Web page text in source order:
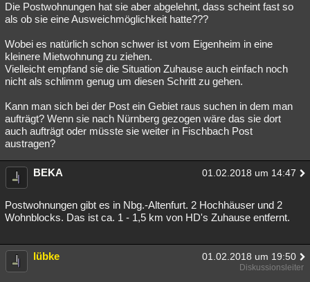
Die Postwohnungen hat sie aber abgelehnt, dass scheint fast so
als ob sie eine Ausweichmöglichkeit hatte???
Wobei es natürlich schon schwer ist vom Eigenheim in eine
kleinere Mietwohnung zu ziehen.
Vielleicht empfand sie die Situation Zuhause auch einfach noch
nicht als schlimm genug um diesen Schritt zu gehen.
Kann man sich bei der Post ein Gebiet raus suchen in dem man
aufträgt? Wenn sie nach Nürnberg gezogen wäre das sie dort
auch aufträgt oder müsste sie weiter in Fischbach Post
austragen?
BEKA 01.02.2018 um 14:47
Postwohnungen gibt es in Nbg.-Altenfurt. 2 Hochhäuser und 2
Wohnblocks. Das ist ca. 1 - 1,5 km von HD's Zuhause entfernt.
lübke 01.02.2018 um 19:50
Diskussionsleiter